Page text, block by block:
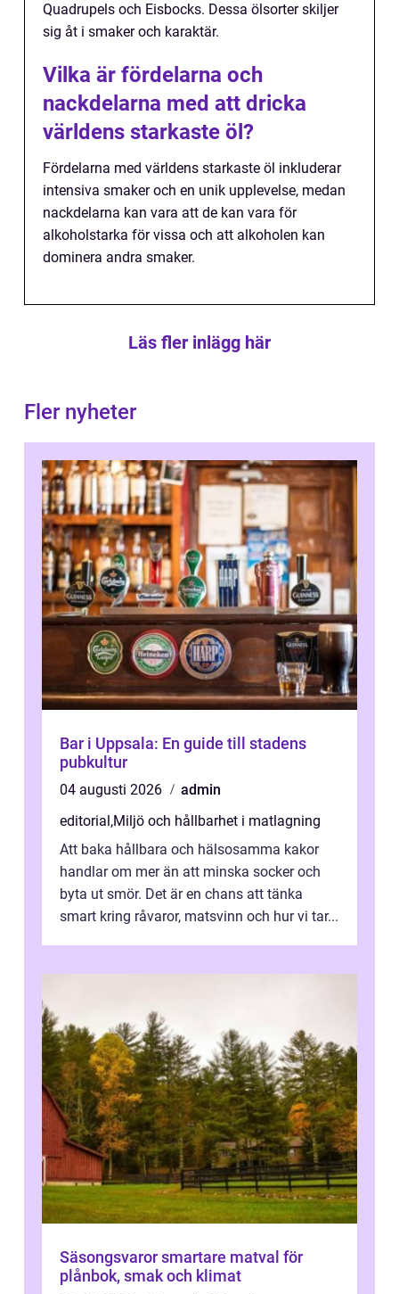
Quadrupels och Eisbocks. Dessa ölsorter skiljer
sig åt i smaker och karaktär.
Vilka är fördelarna och
nackdelarna med att dricka
världens starkaste öl?
Fördelarna med världens starkaste öl inkluderar
intensiva smaker och en unik upplevelse, medan
nackdelarna kan vara att de kan vara för
alkoholstarka för vissa och att alkoholen kan
dominera andra smaker.
Läs fler inlägg här
Fler nyheter
Bar i Uppsala: En guide till stadens
pubkultur
04 augusti 2026
admin
editorial ,Miljö och hållbarhet i matlagning
Att baka hållbara och hälsosamma kakor
handlar om mer än att minska socker och
byta ut smör. Det är en chans att tänka
smart kring råvaror, matsvinn och hur vi tar...
Säsongsvaror smartare matval för
plånbok, smak och klimat